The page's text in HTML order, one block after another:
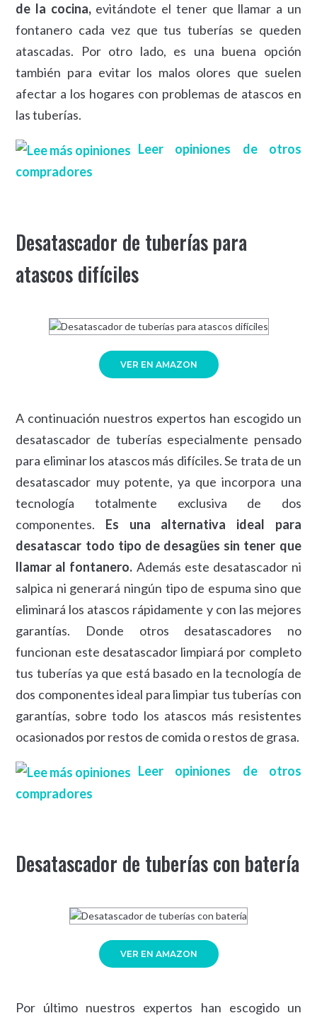
de la cocina,evitándote el tener que llamar a un
fontanero cada vez que tus tuberías se queden
atascadas. Por otro lado, es una buena opción
también para evitar los malos olores que suelen
afectar a los hogares con problemas de atascos en
las tuberías.
Leer opiniones de otros
compradores
Desatascador de tuberías para
atascos difíciles
VER EN AMAZON
A continuación nuestros expertos han escogido un
desatascador de tuberías especialmente pensado
para eliminar los atascos más difíciles. Se trata de un
desatascador muy potente, ya que incorpora una
tecnología totalmente exclusiva de dos
componentes. Es una alternativa ideal para
desatascar todo tipo de desagües sin tener que
llamar al fontanero. Además este desatascador ni
salpica ni generará ningún tipo de espuma sino que
eliminará los atascos rápidamente y con las mejores
garantías. Donde otros desatascadores no
funcionan este desatascador limpiará por completo
tus tuberías ya que está basado en la tecnología de
dos componentes ideal para limpiar tus tuberías con
garantías, sobre todo los atascos más resistentes
ocasionados por restos de comida o restos de grasa.
Leer opiniones de otros
compradores
Desatascador de tuberías con batería
VER EN AMAZON
Por último nuestros expertos han escogido un